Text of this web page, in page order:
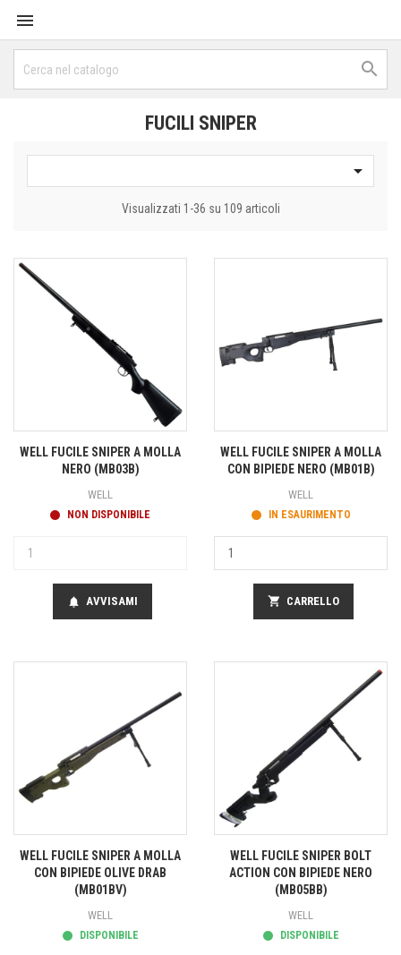


FUCILI SNIPER

Visualizzati 1-36 su 109 articoli
WELL FUCILE SNIPER A MOLLA
NERO (MB03B)
WELL
NON DISPONIBILE
notifications AVVISAMI
WELL FUCILE SNIPER A MOLLA
CON BIPIEDE NERO (MB01B)
WELL
IN ESAURIMENTO
shopping_cart CARRELLO
WELL FUCILE SNIPER A MOLLA
CON BIPIEDE OLIVE DRAB
(MB01BV)
WELL
DISPONIBILE
WELL FUCILE SNIPER BOLT
ACTION CON BIPIEDE NERO
(MB05BB)
WELL
DISPONIBILE